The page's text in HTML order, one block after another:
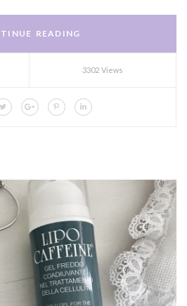
READING
3302 Views